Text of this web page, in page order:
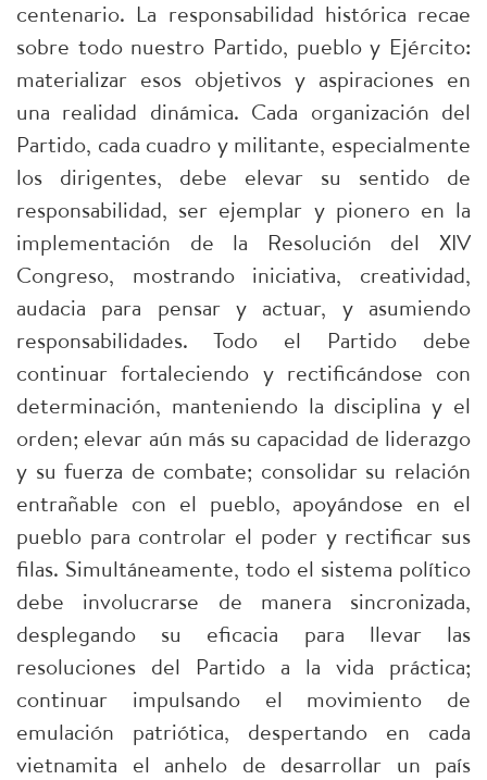
centenario. La responsabilidad histórica recae
sobre todo nuestro Partido, pueblo y Ejército:
materializar esos objetivos y aspiraciones en
una realidad dinámica. Cada organización del
Partido, cada cuadro y militante, especialmente
los dirigentes, debe elevar su sentido de
responsabilidad, ser ejemplar y pionero en la
implementación de la Resolución del XIV
Congreso, mostrando iniciativa, creatividad,
audacia para pensar y actuar, y asumiendo
responsabilidades. Todo el Partido debe
continuar fortaleciendo y rectificándose con
determinación, manteniendo la disciplina y el
orden; elevar aún más su capacidad de liderazgo
y su fuerza de combate; consolidar su relación
entrañable con el pueblo, apoyándose en el
pueblo para controlar el poder y rectificar sus
filas. Simultáneamente, todo el sistema político
debe involucrarse de manera sincronizada,
desplegando su eficacia para llevar las
resoluciones del Partido a la vida práctica;
continuar impulsando el movimiento de
emulación patriótica, despertando en cada
vietnamita el anhelo de desarrollar un país